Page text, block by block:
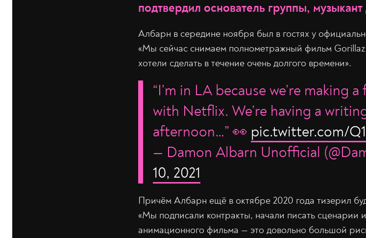
подтвердил основатель группы,
Албарн в середине ноября был в гостях у
«Мы сейчас снимаем полнометражный фильм
хотели сделать в течение очень долгого времени».
“I’m in LA because we’re making
with Netflix. We’re having a
afternoon…” 👀 pic.twitter.com/
— Damon Albarn Unofficial
10, 2021
Причём Албарн ещё в октябре 2020 года тизерил
«Мы подписали контракты, начали писать сценарии
анимационного фильма — это довольно большой